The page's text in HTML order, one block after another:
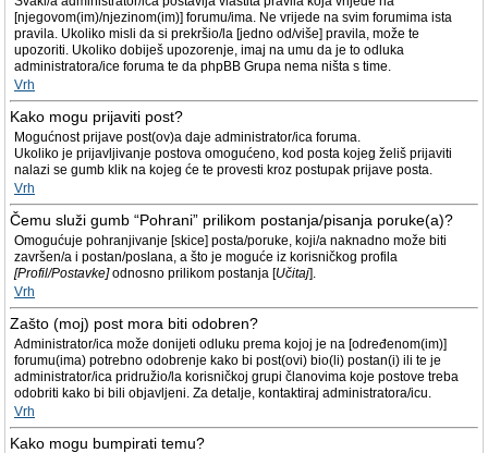
[njegovom(im)/njezinom(im)] forumu/ima. Ne vrijede na svim forumima ista
pravila. Ukoliko misli da si prekršio/la [jedno od/više] pravila, može te
upozoriti. Ukoliko dobiješ upozorenje, imaj na umu da je to odluka
administratora/ice foruma te da phpBB Grupa nema ništa s time.
Vrh
Kako mogu prijaviti post?
Mogućnost prijave post(ov)a daje administrator/ica foruma.
Ukoliko je prijavljivanje postova omogućeno, kod posta kojeg želiš prijaviti
nalazi se gumb klik na kojeg će te provesti kroz postupak prijave posta.
Vrh
Čemu služi gumb “Pohrani” prilikom postanja/pisanja poruke(a)?
Omogućuje pohranjivanje [skice] posta/poruke, koji/a naknadno može biti
završen/a i postan/poslana, a što je moguće iz korisničkog profila
[Profil/Postavke]odnosno prilikom postanja [Učitaj].
Vrh
Zašto (moj) post mora biti odobren?
Administrator/ica može donijeti odluku prema kojoj je na [određenom(im)]
forumu(ima) potrebno odobrenje kako bi post(ovi) bio(li) postan(i) ili te je
administrator/ica pridružio/la korisničkoj grupi članovima koje postove treba
odobriti kako bi bili objavljeni. Za detalje, kontaktiraj administratora/icu.
Vrh
Kako mogu bumpirati temu?